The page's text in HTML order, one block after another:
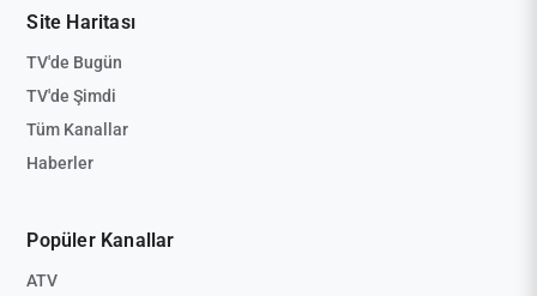
Site Haritası
TV'de Bugün
TV'de Şimdi
Tüm Kanallar
Haberler
Popüler Kanallar
ATV